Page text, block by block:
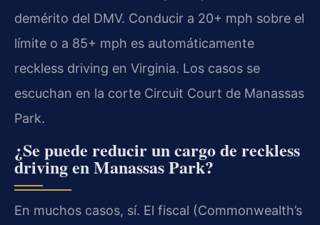
demérito del DMV. Conducir a 20+ mph sobre el
límite o a 85+ mph es automáticamente
reckless driving en Virginia. Los casos se
escuchan en la corte Circuit Court de Manassas
Park.
¿Se puede reducir un cargo de reckless
driving en Manassas Park?
En muchos casos, sí. El fiscal (Commonwealth’s